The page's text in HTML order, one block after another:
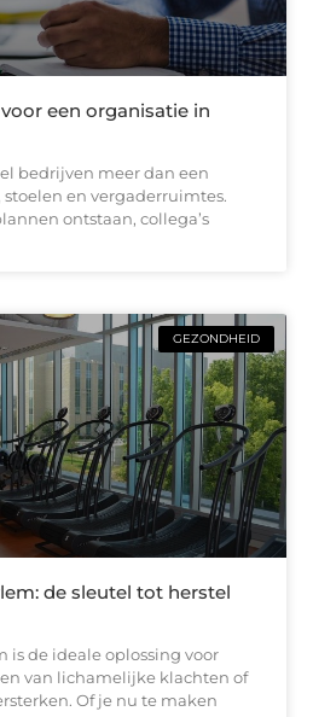
een organisatie in
bedrijven meer dan een
en vergaderruimtes.
ontstaan, collega’s
GEZONDHEID
de sleutel tot herstel
is de ideale oplossing voor
van lichamelijke klachten of
Of je nu te maken